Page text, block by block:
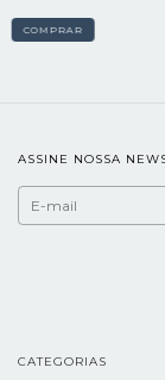
COMPRAR
ASSINE NOSSA
CATEGORIAS